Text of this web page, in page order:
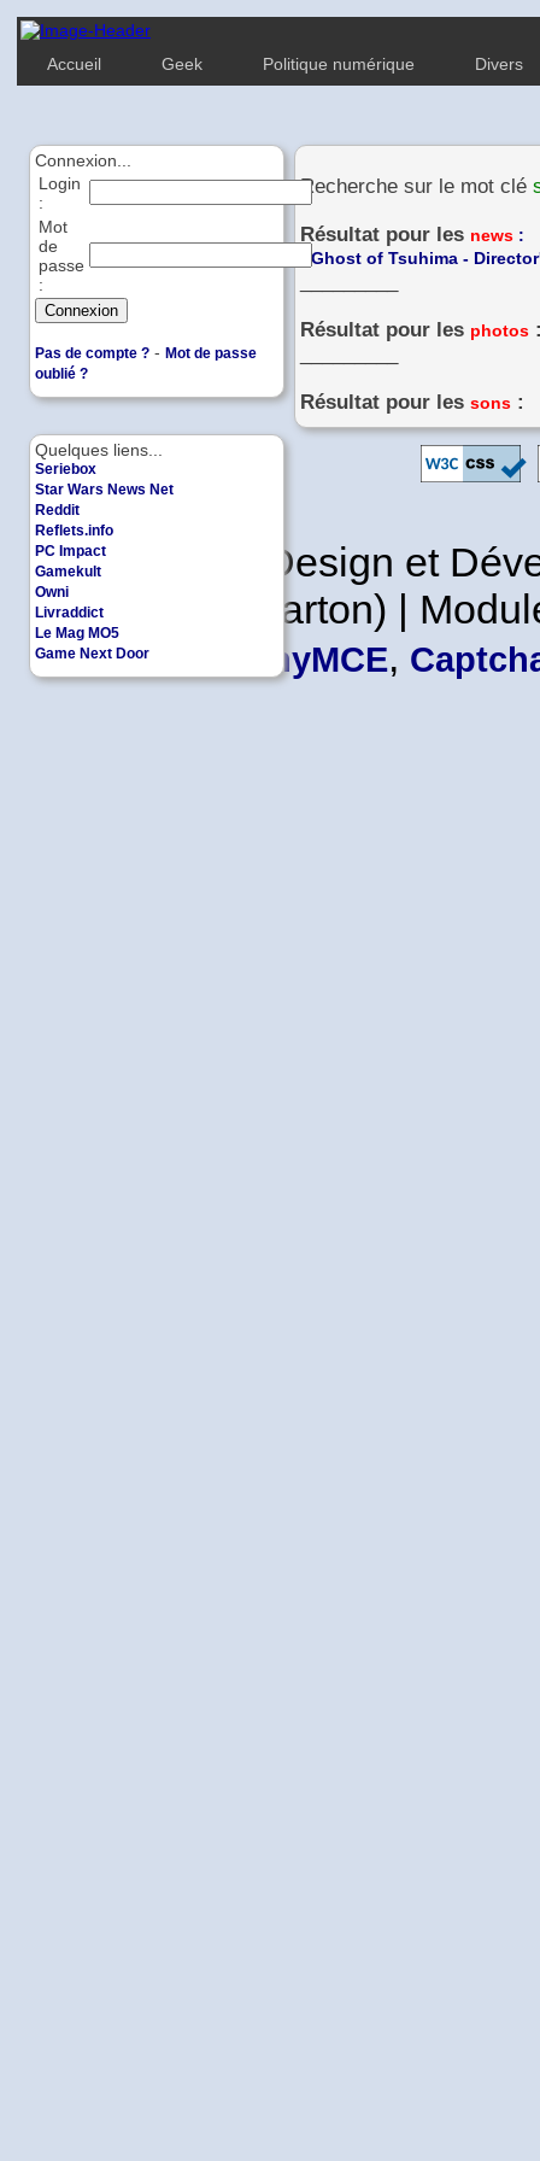
Accueil Geek Politique numérique Divers
Quelques liens...
Seriebox
Star Wars News Net
Reddit
Reflets.info
PC Impact
Gamekult
Owni
Livraddict
Le Mag MO5
Game Next Door
Connexion...
Login
:
Mot
de
passe
:
Pas de compte ? - Mot de passe
oublié ?
Recherche sur le mot clé
Résultat pour les news :
Ghost of Tsuhima -
Résultat pour les photos
Résultat pour les sons :
Copyleft | Design et
Leader en Carton) |
TinyMCE,